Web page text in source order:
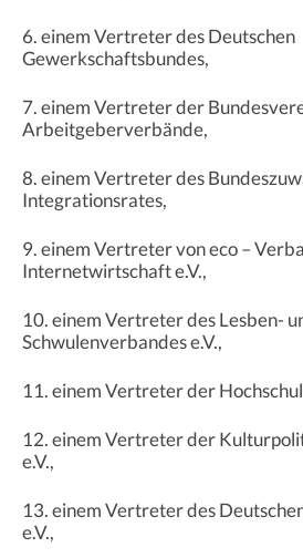
6. einem Vertreter des Deutschen
Gewerkschaftsbundes,
7. einem Vertreter der
Arbeitgeberverbände,
8. einem Vertreter des
Integrationsrates,
9. einem Vertreter von eco –
Internetwirtschaft e.V.,
10. einem Vertreter des Lesben-
Schwulenverbandes e.V.,
11. einem Vertreter der
12. einem Vertreter der
e.V.,
13. einem Vertreter des
e.V.,